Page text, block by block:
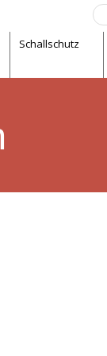
Schallschutz